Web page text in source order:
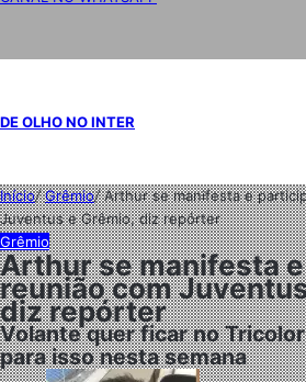
DE OLHO NO INTER
Início/Grêmio/Arthur se manifesta e
Juventus e Grêmio, diz repórter
Grêmio
Arthur se manifesta
reunião com
diz repórter
Volante quer ficar no
para isso nesta semana